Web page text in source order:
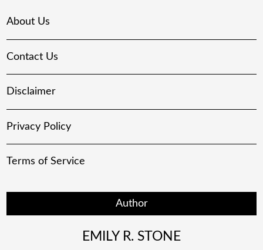
About Us
Contact Us
Disclaimer
Privacy Policy
Terms of Service
Author
EMILY R. STONE